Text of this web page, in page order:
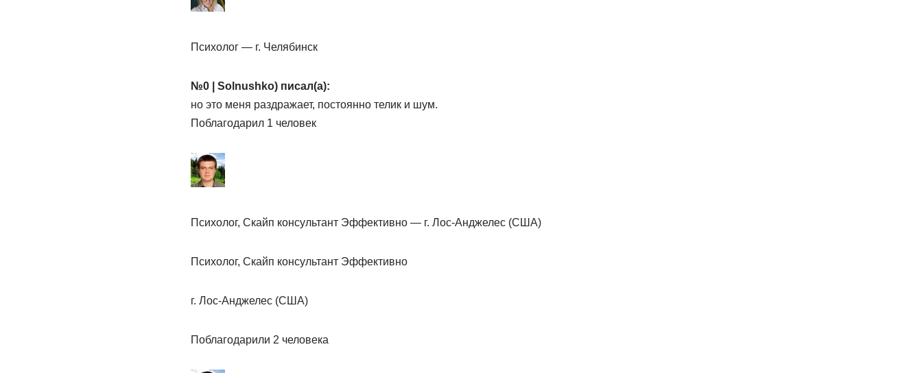
Психолог — г. Челябинск
№0 | Solnushko) писал(а):
но это меня раздражает, постоянно телик и шум.
Поблагодарил 1 человек
Психолог, Скайп консультант Эффективно — г. Лос-Анджелес (США)
Психолог, Скайп консультант Эффективно
г. Лос-Анджелес (США)
Поблагодарили 2 человека